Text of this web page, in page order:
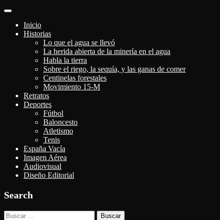
Alternar
navegación
Inicio
Historias
Lo que el agua se llevó
La herida abierta de la minería en el agua
Habla la tierra
Sobre el riego, la sequía, y las ganas de comer
Centinelas forestales
Movimiento 15-M
Retratos
Deportes
Fútbol
Baloncesto
Atletismo
Tenis
España Vacía
Imagen Aérea
Audiovisual
Diseño Editorial
Search
Buscar: